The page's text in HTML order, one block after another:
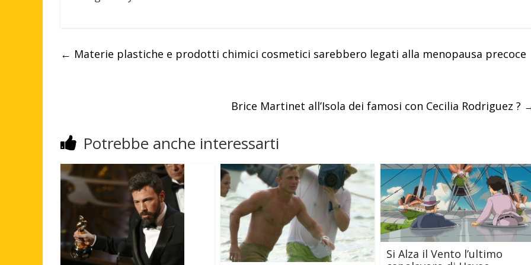
← Materie plastiche e prodotti chimici cosmetici sarebbero legati alla menopausa precoce
Brice Martinet all’Isola dei famosi con Cecilia Rodriguez ?
Potrebbe anche interessarti
Si Alza il Vento l’ultimo